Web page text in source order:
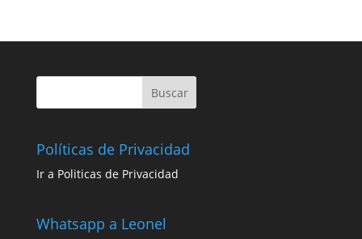
Políticas de Privacidad
Ir a Politicas de Privacidad
Whatsapp a Leonel